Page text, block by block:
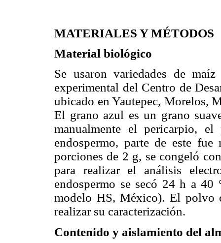
MATERIALES Y MÉTODOS
Material biológico
Se usaron variedades de
experimental del Centro de
ubicado en Yautepec, Morelos,
El grano azul es un grano
manualmente el pericarpio,
endospermo, parte de este
porciones de 2 g, se congeló
para realizar el análisis
endospermo se secó 24 h a 40
modelo HS, México). El polvo
realizar su caracterización.
Contenido y aislamiento del